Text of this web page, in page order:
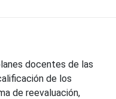
docentes de las
de los
de reevaluación,